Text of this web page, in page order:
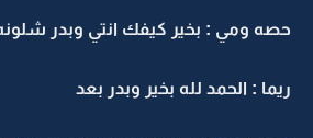
ومي : بخير كيفك انتي وبدر شلونه
: الحمد لله بخير وبدر بعد